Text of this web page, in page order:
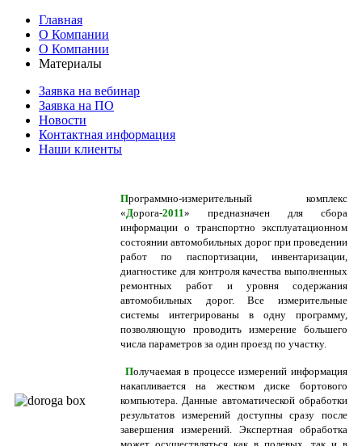
Главная
О Компании
О Компании
Материалы
Заявка на вебинар
Заявка на ПО
Новости
Контактная информация
Наши клиенты
Программно-измерительный комплекс
«Дорога-2011» предназначен для сбора
информации о транспортно эксплуатационном
состоянии автомобильных дорог при проведении
работ по паспортизации, инвентаризации,
диагностике для контроля качества выполненных
ремонтных работ и уровня содержания
автомобильных дорог. Все измерительные
системы интегрированы в одну программу,
позволяющую проводить измерение большего
числа параметров за один проезд по участку.
Получаемая в процессе измерений информация
накапливается на жестком диске бортового
компьютера. Данные автоматической обработки
результатов измерений доступны сразу после
завершения измерений. Экспертная обработка